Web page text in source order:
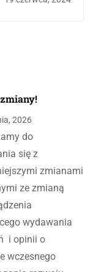
2026
do
się z
zmianami
ze zmianą
wydawania
i opinii o
wczesnego